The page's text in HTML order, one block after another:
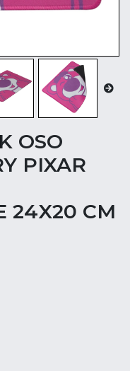
OSO
PIXAR
24X20 CM